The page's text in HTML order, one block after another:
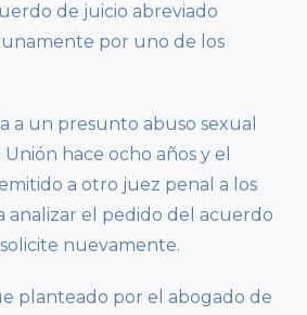
de juicio abreviado
por uno de los
a un presunto abuso sexual
hace ocho años y el
a otro juez penal a los
analizar el pedido del acuerdo
nuevamente.
planteado por el abogado de